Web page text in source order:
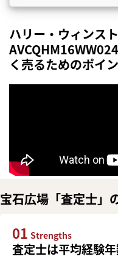
ハリー・ウィンス
く売るためのポイ
宝石広場「査定士」
01 Strengths
査定士は平均経験